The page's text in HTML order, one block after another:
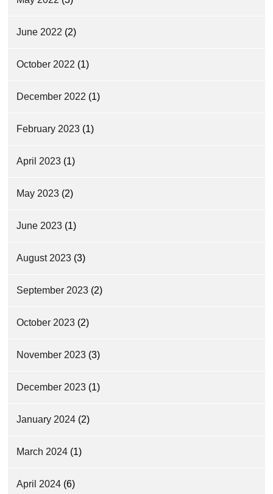
June 2022 (2)
October 2022 (1)
December 2022 (1)
February 2023 (1)
April 2023 (1)
May 2023 (2)
June 2023 (1)
August 2023 (3)
September 2023 (2)
October 2023 (2)
November 2023 (3)
December 2023 (1)
January 2024 (2)
March 2024 (1)
April 2024 (6)